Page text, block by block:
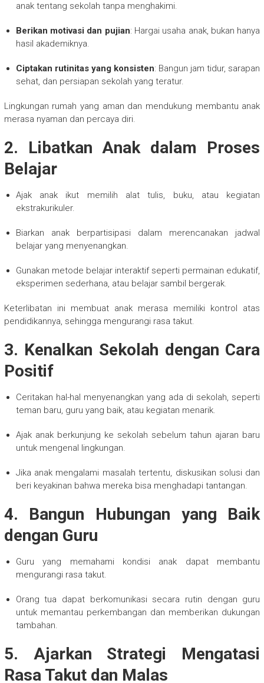
anak tentang sekolah tanpa menghakimi.
Berikan motivasi dan pujian: Hargai usaha anak, bukan hanya
hasil akademiknya.
Ciptakan rutinitas yang konsisten: Bangun jam tidur, sarapan
sehat, dan persiapan sekolah yang teratur.
Lingkungan rumah yang aman dan mendukung membantu anak
merasa nyaman dan percaya diri.
2. Libatkan Anak dalam Proses
Belajar
Ajak anak ikut memilih alat tulis, buku, atau kegiatan
ekstrakurikuler.
Biarkan anak berpartisipasi dalam merencanakan jadwal
belajar yang menyenangkan.
Gunakan metode belajar interaktif seperti permainan edukatif,
eksperimen sederhana, atau belajar sambil bergerak.
Keterlibatan ini membuat anak merasa memiliki kontrol atas
pendidikannya, sehingga mengurangi rasa takut.
3. Kenalkan Sekolah dengan Cara
Positif
Ceritakan hal-hal menyenangkan yang ada di sekolah, seperti
teman baru, guru yang baik, atau kegiatan menarik.
Ajak anak berkunjung ke sekolah sebelum tahun ajaran baru
untuk mengenal lingkungan.
Jika anak mengalami masalah tertentu, diskusikan solusi dan
beri keyakinan bahwa mereka bisa menghadapi tantangan.
4. Bangun Hubungan yang Baik
dengan Guru
Guru yang memahami kondisi anak dapat membantu
mengurangi rasa takut.
Orang tua dapat berkomunikasi secara rutin dengan guru
untuk memantau perkembangan dan memberikan dukungan
tambahan.
5. Ajarkan Strategi Mengatasi
Rasa Takut dan Malas